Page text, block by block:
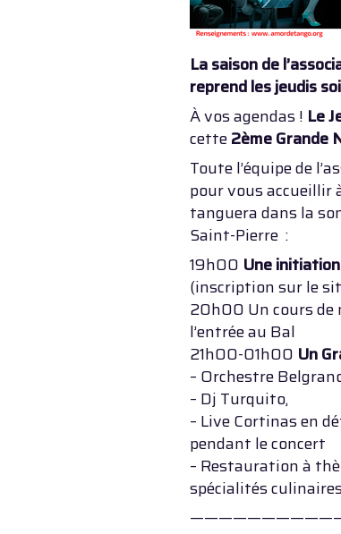
La saison de
reprend les jeudis
À vos agendas ! Le
cette2ème Grande
Toute l’équipe de
pour vous accueillir
tanguera dans la
Saint-Pierre :
19h00 Une
(inscription sur le
20h00 Un cours de
l’entrée au Bal
21h00-01h00 Un
– Orchestre
– Dj Turquito,
– Live Cortinas en
pendant le concert
– Restauration à
spécialités